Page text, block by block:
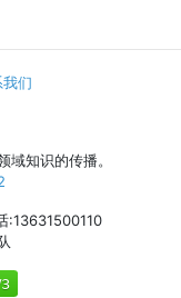
们
域知识的传播。
:13631500110